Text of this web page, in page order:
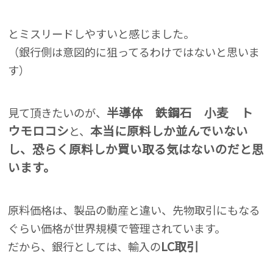
とミスリードしやすいと感じました。
（銀行側は意図的に狙ってるわけではないと思いま
す）
見て頂きたいのが、 半導体 鉄鋼石 小麦 ト
ウモロコシと、本当に原料しか並んでいない
し、恐らく原料しか買い取る気はないのだと思
います。
原料価格は、製品の動産と違い、先物取引にもなる
ぐらい価格が世界規模で管理されています。
だから、銀行としては、輸入のLC取引